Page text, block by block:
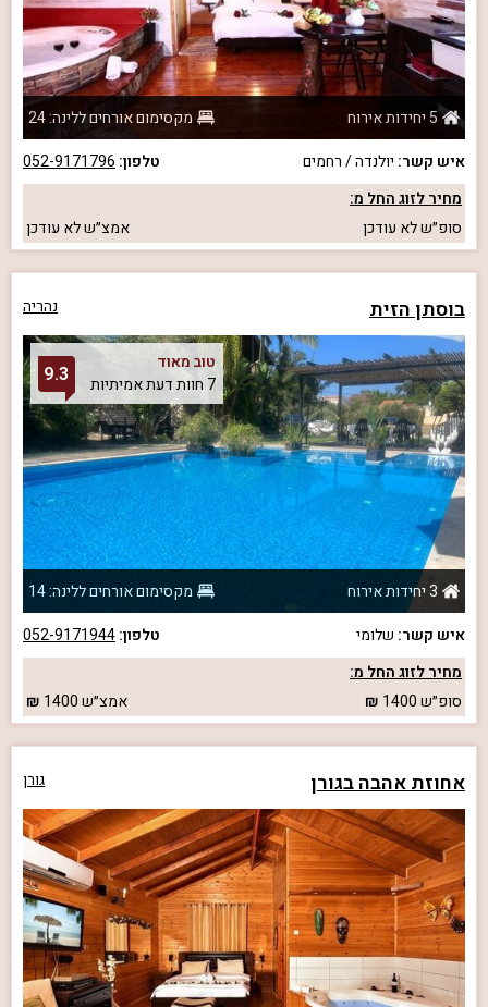
5 יחידות אירוח
מקסימום אורחים ללינה: 24
איש קשר: יולנדה / רחמים טלפון: 052-9171796
מחיר לזוג החל מ:
סופ״שלא עודכן אמצ״שלא עודכן
בוסתן הזית נהריה
טוב מאוד
7 חוות דעת אמיתיות
9.3
3 יחידות אירוח
מקסימום אורחים ללינה: 14
איש קשר: שלומי טלפון:052-9171944
מחיר לזוג החל מ:
סופ״ש1400 אמצ״ש1400
אחוזת אהבה בגורן גורן